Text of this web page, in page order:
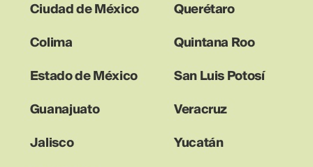
Ciudad de México
Colima
Estado de México
Guanajuato
Jalisco
Querétaro
Quintana Roo
San Luis Potosí
Veracruz
Yucatán